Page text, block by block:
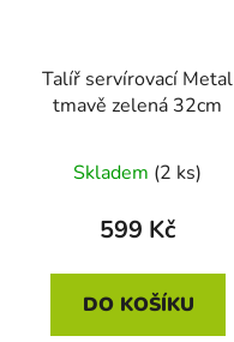
Talíř servírovací Metal
tmavě zelená 32cm
Skladem (2 ks)
599 Kč
DO KOŠÍKU